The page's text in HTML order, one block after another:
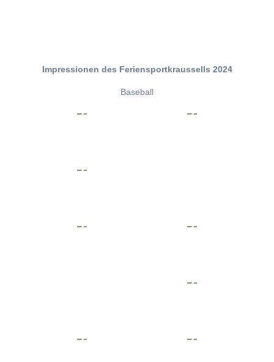
Impressionen des Feriensportkraussells 2024
Baseball